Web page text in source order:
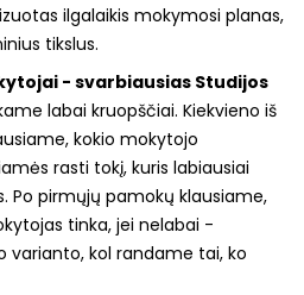
ilgalaikis mokymosi planas,
tikslus.
- svarbiausias Studijos
labai kruopščiai. Kiekvieno iš
kokio mokytojo
rasti tokį, kuris labiausiai
Po pirmųjų pamokų klausiame,
tinka, jei nelabai -
varianto, kol randame tai, ko